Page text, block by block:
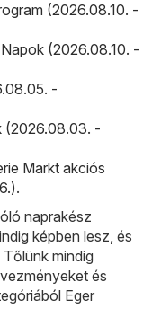
(2026.08.10. -
(2026.08.10. -
-
(2026.08.03. -
Markt akciós
.
naprakész
képben lesz, és
mindig
és
Eger